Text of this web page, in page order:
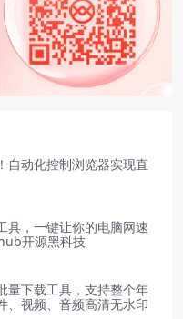
自动化控制浏览器实现直
具，一键让你的电脑网速
开源黑科技
量下载工具，支持整个年
、视频、音频高清无水印